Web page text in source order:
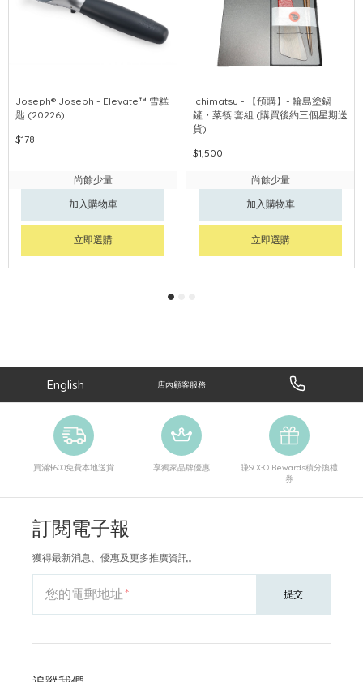
Joseph® Joseph - Elevate™ 雪糕
匙 (20226)
$178
尚餘少量
加入購物車
立即選購
Ichimatsu - 【預購】- 輪島塗鍋
鏟・菜筷 套組 (購買後約三個星期送
貨)
$1,500
尚餘少量
加入購物車
立即選購
English 店內顧客服務
買滿$600免費本地送貨 享獨家品牌優惠
賺SOGO Rewards積分換禮
券
訂閱電子報
獲得最新消息、優惠及更多推廣資訊。
您的電郵地址 提交